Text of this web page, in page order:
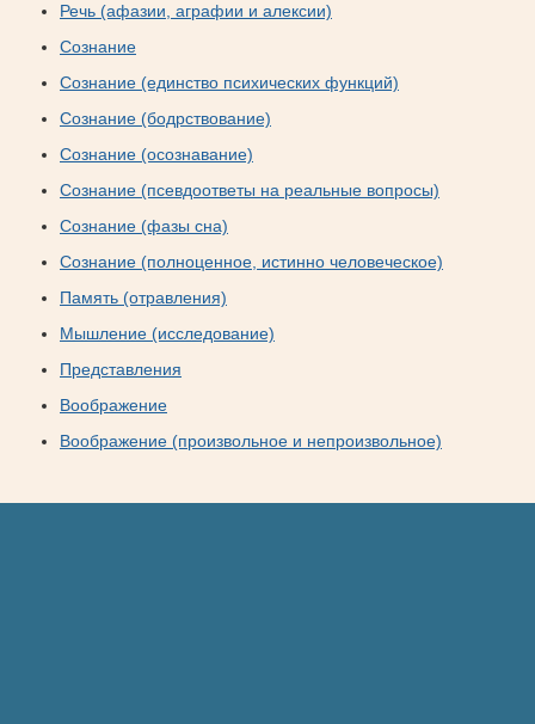
Речь (афазии, аграфии и алексии)
Сознание
Сознание (единство психических функций)
Сознание (бодрствование)
Сознание (осознавание)
Сознание (псевдоответы на реальные вопросы)
Сознание (фазы сна)
Сознание (полноценное, истинно человеческое)
Память (отравления)
Мышление (исследование)
Представления
Воображение
Воображение (произвольное и непроизвольное)